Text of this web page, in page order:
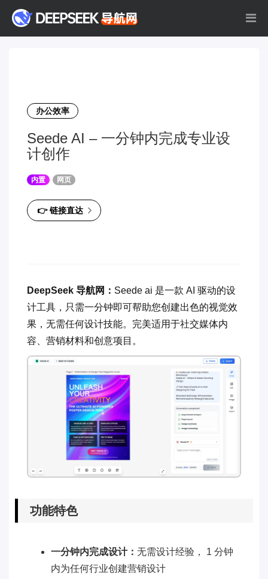
办公效率
Seede AI – 一分钟内完成专业设
计创作
内置 网页
👉 链接直达
DeepSeek 导航网： Seede ai 是一款 AI 驱动的设
计工具，只需一分钟即可帮助您创建出色的视觉效
果，无需任何设计技能。完美适用于社交媒体内
容、营销材料和创意项目。
功能特色
一分钟内完成设计： 无需设计经验， 1 分钟
内为任何行业创建营销设计